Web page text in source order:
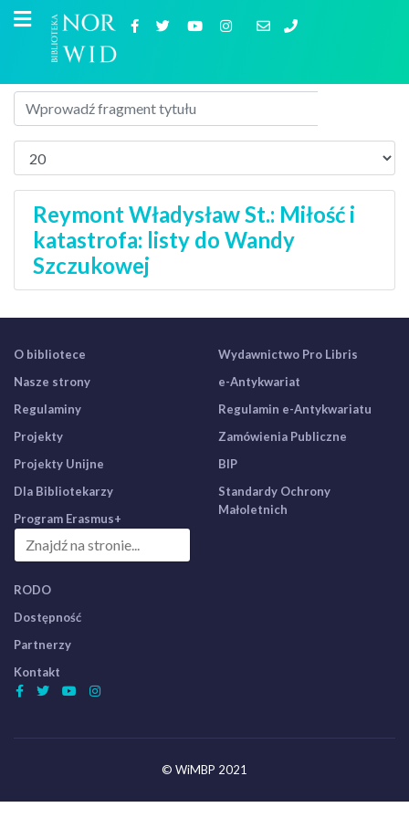
Reymont Władysław St.: Miłość i
katastrofa: listy do Wandy
Szczukowej
O bibliotece
Nasze strony
Regulaminy
Projekty
Projekty Unijne
Dla Bibliotekarzy
Program Erasmus+
Wydawnictwo Pro Libris
e-Antykwariat
Regulamin e-Antykwariatu
Zamówienia Publiczne
BIP
Standardy Ochrony
Małoletnich
RODO
Dostępność
Partnerzy
Kontakt
© WiMBP 2021